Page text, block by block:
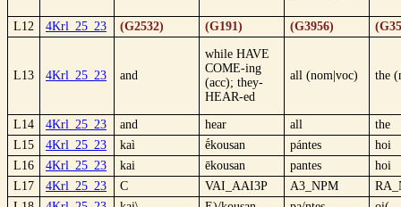
L12 4Krl_25_23 (G2532) (G191) (G3956)
L13 4Krl_25_23 and
while HAVE
COME-ing
(acc); they-
HEAR-ed
all (nom|voc) the
L14 4Krl_25_23 and hear all
the
L15
4Krl_25_23 kaì ḗkousan pántes
hoi
L16
4Krl_25_23 kai ēkousan pantes
hoi
L17
4Krl_25_23 C VAI_AAI3P A3_NPM